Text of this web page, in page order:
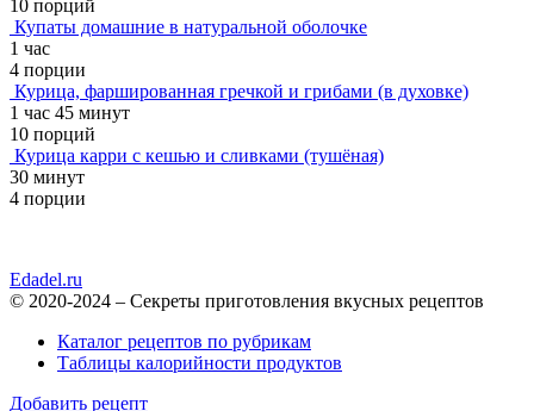
10 порций
Купаты домашние в натуральной оболочке
1 час
4 порции
Курица, фаршированная гречкой и грибами (в духовке)
1 час 45 минут
10 порций
Курица карри с кешью и сливками (тушёная)
30 минут
4 порции
Edadel.ru
© 2020-2024 – Секреты приготовления вкусных рецептов
Каталог рецептов по рубрикам
Таблицы калорийности продуктов
Добавить рецепт